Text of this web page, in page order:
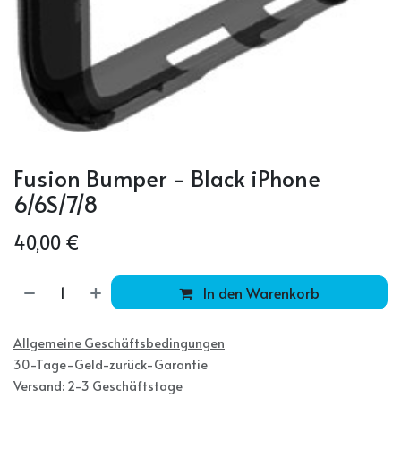
Fusion Bumper - Black iPhone
6/6S/7/8
40,00 €
In den Warenkorb
Allgemeine Geschäftsbedingungen
30-Tage-Geld-zurück-Garantie
Versand: 2-3 Geschäftstage